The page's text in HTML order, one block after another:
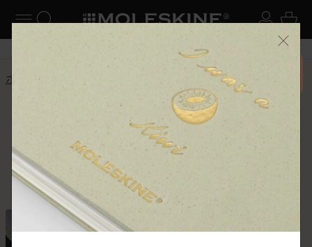
ナビゲーションの切替 ログ
検索 (キーワードなど) カ
6,500円以上のご購入で送料無料 メニ
ーを閉じる
ホーム
ショップ
創作活動に必要なすべて。